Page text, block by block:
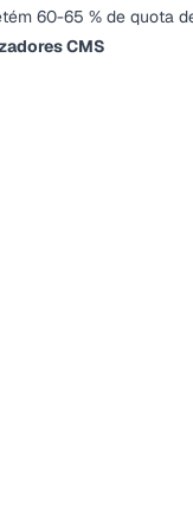
60-65 % de quota
CMS